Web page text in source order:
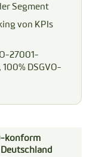
Segment
von KPIs
27001-
DSGVO-
konform